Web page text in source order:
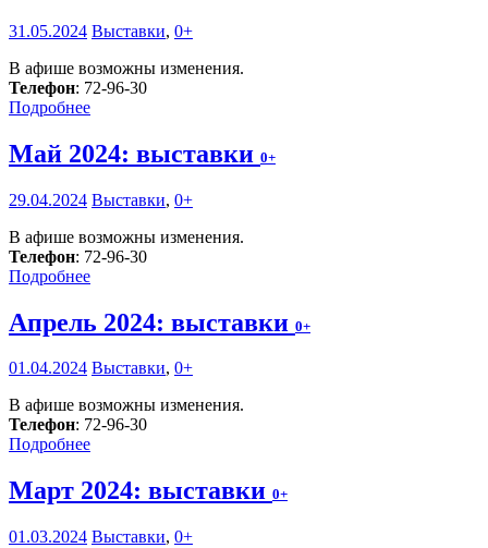
31.05.2024 Выставки, 0+
В афише возможны изменения.
Телефон: 72-96-30
Подробнее
Май 2024: выставки 0+
29.04.2024 Выставки, 0+
В афише возможны изменения.
Телефон: 72-96-30
Подробнее
Апрель 2024: выставки 0+
01.04.2024 Выставки, 0+
В афише возможны изменения.
Телефон: 72-96-30
Подробнее
Март 2024: выставки 0+
01.03.2024 Выставки, 0+